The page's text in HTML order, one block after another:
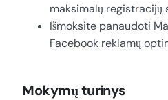
maksimalų registracijų
Išmoksite panaudoti
Facebook reklamų
Mokymų turinys